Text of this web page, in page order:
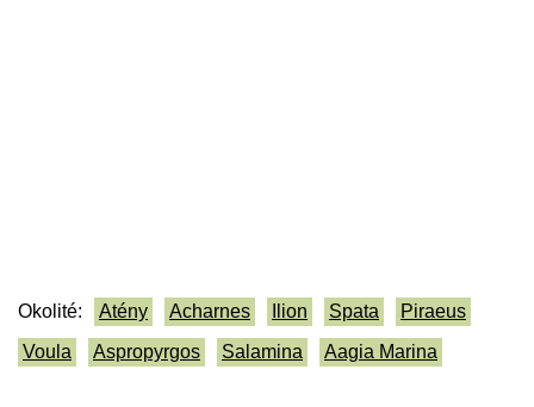
Okolité: Atény Acharnes Ilion Spata
Piraeus
Voula
Aspropyrgos Salamina Aagia Marina